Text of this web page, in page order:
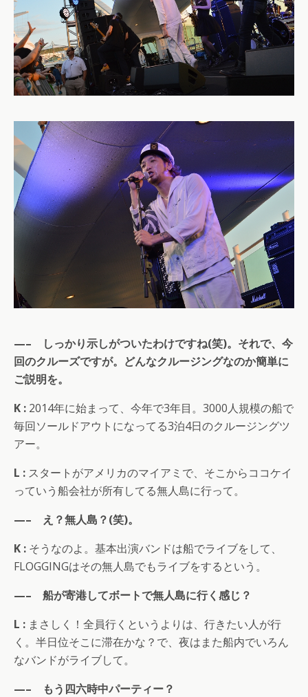
—– しっかり示しがついたわけですね(笑)。それで、今
回のクルーズですが。どんなクルージングなのか簡単に
ご説明を。
K : 2014年に始まって、今年で3年目。3000人規模の船で
毎回ソールドアウトになってる3泊4日のクルージングツ
アー。
L : スタートがアメリカのマイアミで、そこからココケイ
っていう船会社が所有してる無人島に行って。
—– え？無人島？(笑)。
K : そうなのよ。基本出演バンドは船でライブをして、
FLOGGINGはその無人島でもライブをするという。
—– 船が寄港してボートで無人島に行く感じ？
L : まさしく！全員行くというよりは、行きたい人が行
く。半日位そこに滞在かな？で、夜はまた船内でいろん
なバンドがライブして。
—– もう四六時中パーティー？